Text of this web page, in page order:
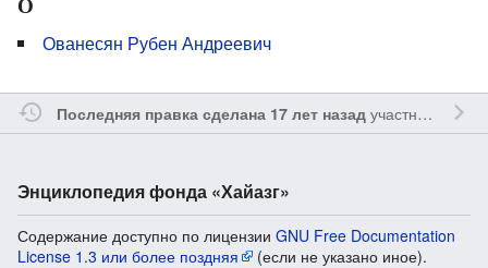
Ованесян Рубен Андреевич
Последняя правка сделана 17 лет назадучастником
Энциклопедия фонда «Хайазг»
Содержание доступно по лицензии GNU Free Documentation
License 1.3 или более поздняя
(если не указано иное).